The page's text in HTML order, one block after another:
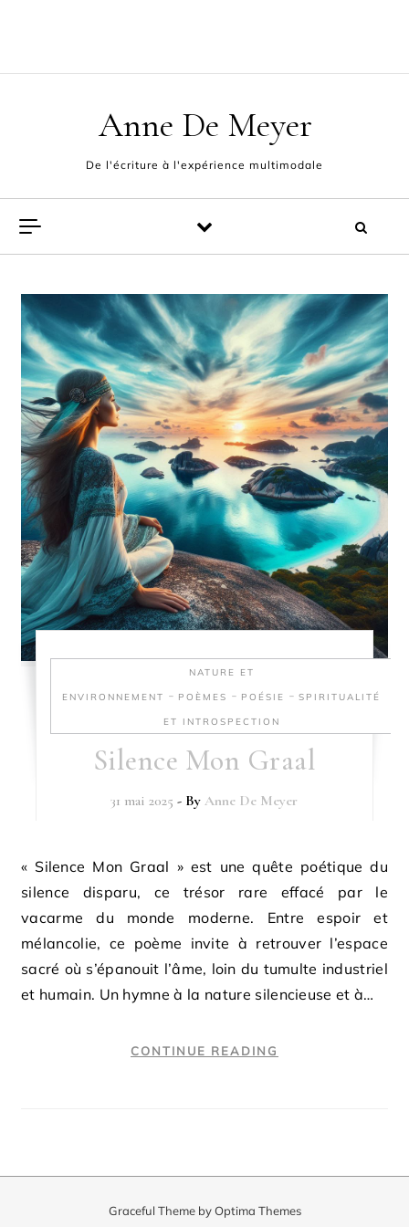
Anne De Meyer
De l'écriture à l'expérience multimodale
NATURE ET
ENVIRONNEMENT - POÈMES - POÉSIE -SPIRITUALITÉ
ET INTROSPECTION
Silence Mon Graal
31 mai 2025 - ByAnne De Meyer
« Silence Mon Graal » est une quête poétique du
silence disparu, ce trésor rare effacé par le
vacarme du monde moderne. Entre espoir et
mélancolie, ce poème invite à retrouver l’espace
sacré où s’épanouit l’âme, loin du tumulte industriel
et humain. Un hymne à la nature silencieuse et à…
CONTINUE READING
Graceful Theme byOptima Themes